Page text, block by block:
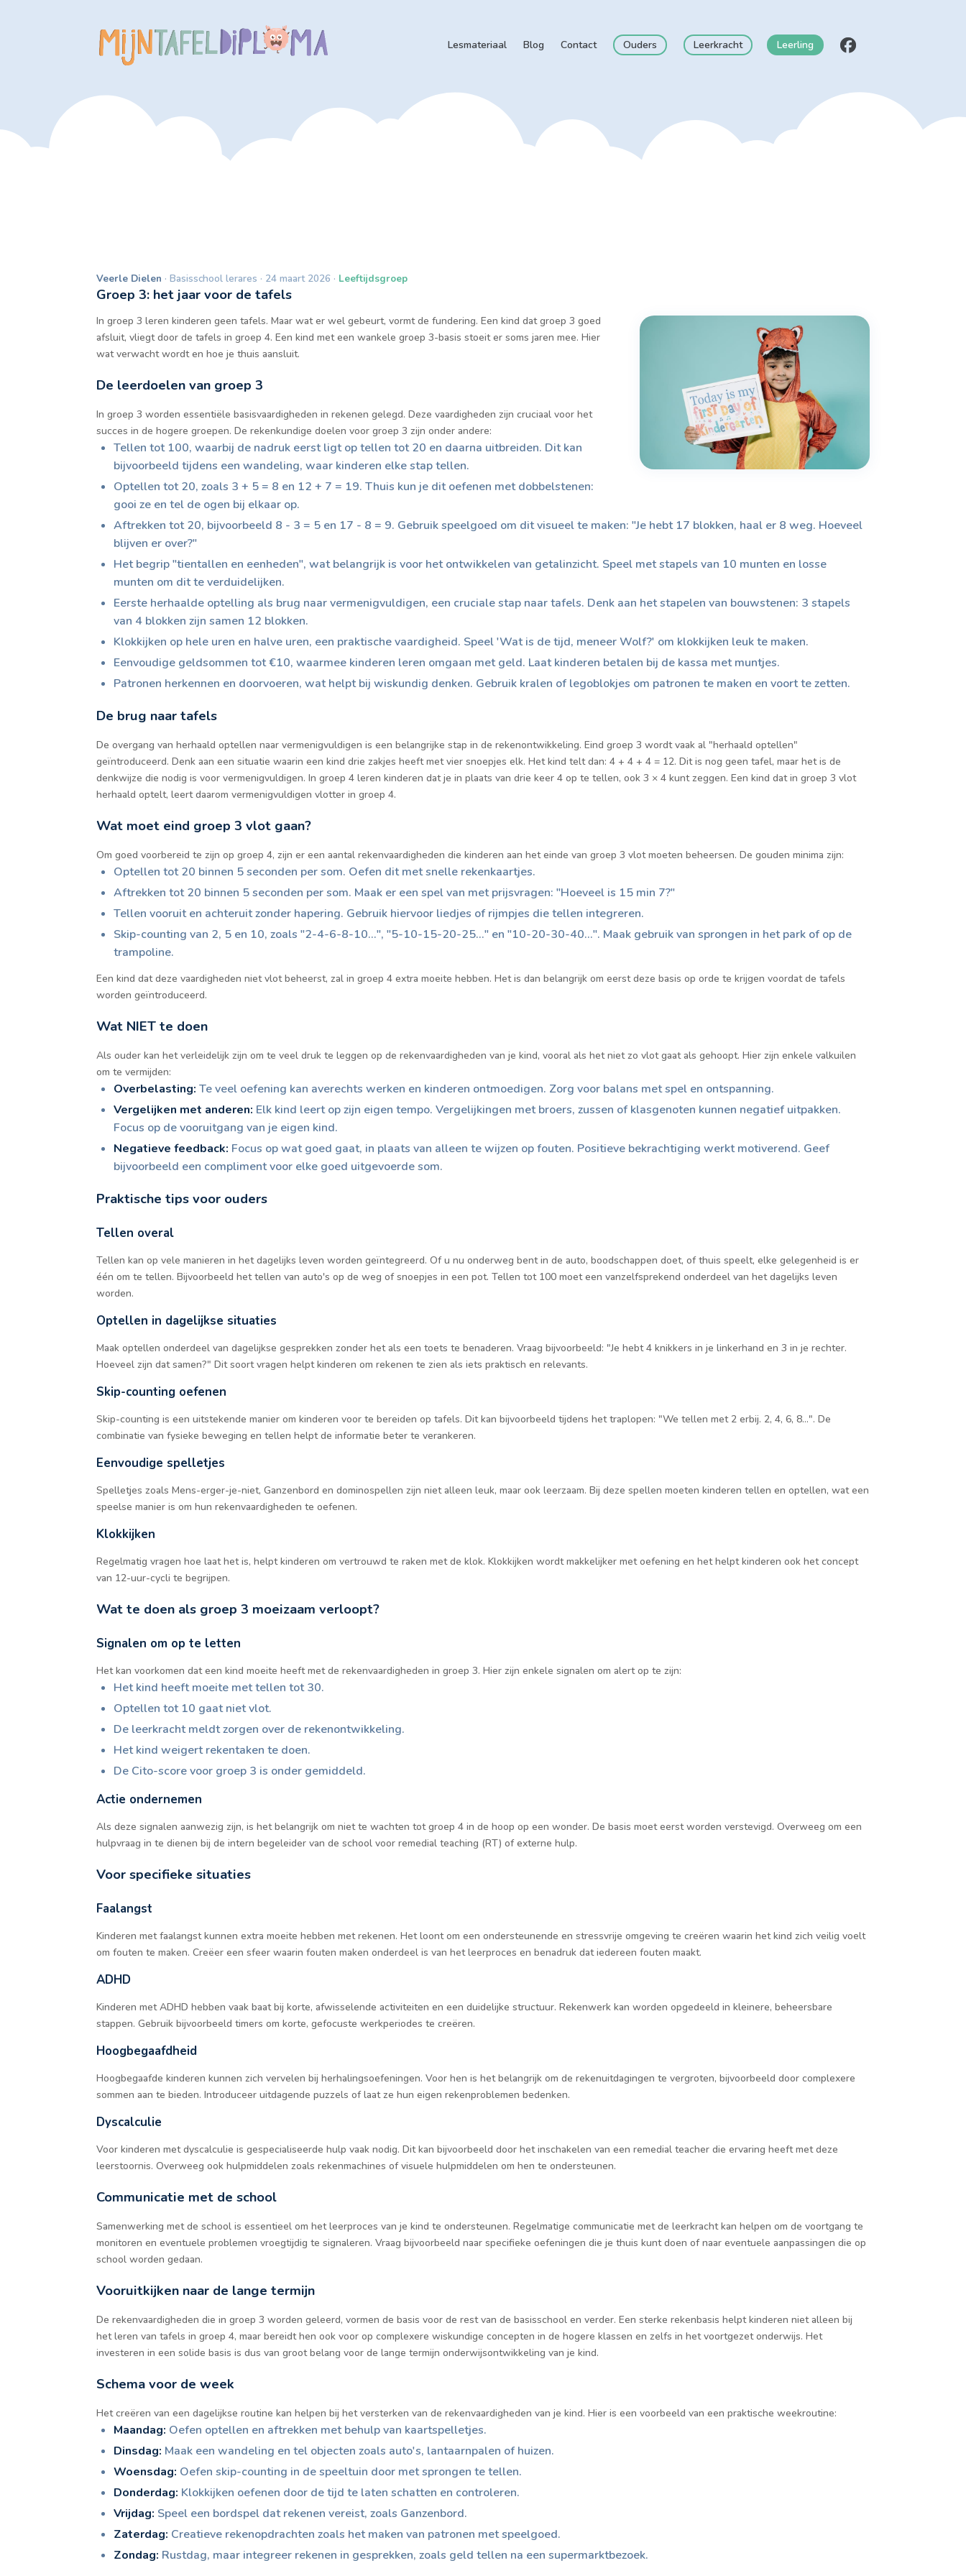
Lesmateriaal Blog Contact Ouders Leerkracht Leerling
Veerle Dielen · Basisschool lerares · 24 maart 2026 · Leeftijdsgroep
Groep 3: het jaar voor de tafels
In groep 3 leren kinderen geen tafels. Maar wat er wel gebeurt, vormt de fundering. Een kind dat groep 3 goed
afsluit, vliegt door de tafels in groep 4. Een kind met een wankele groep 3-basis stoeit er soms jaren mee. Hier
wat verwacht wordt en hoe je thuis aansluit.
De leerdoelen van groep 3
In groep 3 worden essentiële basisvaardigheden in rekenen gelegd. Deze vaardigheden zijn cruciaal voor het
succes in de hogere groepen. De rekenkundige doelen voor groep 3 zijn onder andere:
Tellen tot 100, waarbij de nadruk eerst ligt op tellen tot 20 en daarna uitbreiden. Dit kan
bijvoorbeeld tijdens een wandeling, waar kinderen elke stap tellen.
Optellen tot 20, zoals 3 + 5 = 8 en 12 + 7 = 19. Thuis kun je dit oefenen met dobbelstenen:
gooi ze en tel de ogen bij elkaar op.
Aftrekken tot 20, bijvoorbeeld 8 - 3 = 5 en 17 - 8 = 9. Gebruik speelgoed om dit visueel te maken: "Je hebt 17 blokken, haal er 8 weg. Hoeveel
blijven er over?"
Het begrip "tientallen en eenheden", wat belangrijk is voor het ontwikkelen van getalinzicht. Speel met stapels van 10 munten en losse
munten om dit te verduidelijken.
Eerste herhaalde optelling als brug naar vermenigvuldigen, een cruciale stap naar tafels. Denk aan het stapelen van bouwstenen: 3 stapels
van 4 blokken zijn samen 12 blokken.
Klokkijken op hele uren en halve uren, een praktische vaardigheid. Speel 'Wat is de tijd, meneer Wolf?' om klokkijken leuk te maken.
Eenvoudige geldsommen tot €10, waarmee kinderen leren omgaan met geld. Laat kinderen betalen bij de kassa met muntjes.
Patronen herkennen en doorvoeren, wat helpt bij wiskundig denken. Gebruik kralen of legoblokjes om patronen te maken en voort te zetten.
De brug naar tafels
De overgang van herhaald optellen naar vermenigvuldigen is een belangrijke stap in de rekenontwikkeling. Eind groep 3 wordt vaak al "herhaald optellen"
geïntroduceerd. Denk aan een situatie waarin een kind drie zakjes heeft met vier snoepjes elk. Het kind telt dan: 4 + 4 + 4 = 12. Dit is nog geen tafel, maar het is de
denkwijze die nodig is voor vermenigvuldigen. In groep 4 leren kinderen dat je in plaats van drie keer 4 op te tellen, ook 3 × 4 kunt zeggen. Een kind dat in groep 3 vlot
herhaald optelt, leert daarom vermenigvuldigen vlotter in groep 4.
Wat moet eind groep 3 vlot gaan?
Om goed voorbereid te zijn op groep 4, zijn er een aantal rekenvaardigheden die kinderen aan het einde van groep 3 vlot moeten beheersen. De gouden minima zijn:
Optellen tot 20 binnen 5 seconden per som. Oefen dit met snelle rekenkaartjes.
Aftrekken tot 20 binnen 5 seconden per som. Maak er een spel van met prijsvragen: "Hoeveel is 15 min 7?"
Tellen vooruit en achteruit zonder hapering. Gebruik hiervoor liedjes of rijmpjes die tellen integreren.
Skip-counting van 2, 5 en 10, zoals "2-4-6-8-10...", "5-10-15-20-25..." en "10-20-30-40...". Maak gebruik van sprongen in het park of op de
trampoline.
Een kind dat deze vaardigheden niet vlot beheerst, zal in groep 4 extra moeite hebben. Het is dan belangrijk om eerst deze basis op orde te krijgen voordat de tafels
worden geïntroduceerd.
Wat NIET te doen
Als ouder kan het verleidelijk zijn om te veel druk te leggen op de rekenvaardigheden van je kind, vooral als het niet zo vlot gaat als gehoopt. Hier zijn enkele valkuilen
om te vermijden:
Overbelasting: Te veel oefening kan averechts werken en kinderen ontmoedigen. Zorg voor balans met spel en ontspanning.
Vergelijken met anderen: Elk kind leert op zijn eigen tempo. Vergelijkingen met broers, zussen of klasgenoten kunnen negatief uitpakken.
Focus op de vooruitgang van je eigen kind.
Negatieve feedback: Focus op wat goed gaat, in plaats van alleen te wijzen op fouten. Positieve bekrachtiging werkt motiverend. Geef
bijvoorbeeld een compliment voor elke goed uitgevoerde som.
Praktische tips voor ouders
Tellen overal
Tellen kan op vele manieren in het dagelijks leven worden geïntegreerd. Of u nu onderweg bent in de auto, boodschappen doet, of thuis speelt, elke gelegenheid is er
één om te tellen. Bijvoorbeeld het tellen van auto's op de weg of snoepjes in een pot. Tellen tot 100 moet een vanzelfsprekend onderdeel van het dagelijks leven
worden.
Optellen in dagelijkse situaties
Maak optellen onderdeel van dagelijkse gesprekken zonder het als een toets te benaderen. Vraag bijvoorbeeld: "Je hebt 4 knikkers in je linkerhand en 3 in je rechter.
Hoeveel zijn dat samen?" Dit soort vragen helpt kinderen om rekenen te zien als iets praktisch en relevants.
Skip-counting oefenen
Skip-counting is een uitstekende manier om kinderen voor te bereiden op tafels. Dit kan bijvoorbeeld tijdens het traplopen: "We tellen met 2 erbij. 2, 4, 6, 8...". De
combinatie van fysieke beweging en tellen helpt de informatie beter te verankeren.
Eenvoudige spelletjes
Spelletjes zoals Mens-erger-je-niet, Ganzenbord en dominospellen zijn niet alleen leuk, maar ook leerzaam. Bij deze spellen moeten kinderen tellen en optellen, wat een
speelse manier is om hun rekenvaardigheden te oefenen.
Klokkijken
Regelmatig vragen hoe laat het is, helpt kinderen om vertrouwd te raken met de klok. Klokkijken wordt makkelijker met oefening en het helpt kinderen ook het concept
van 12-uur-cycli te begrijpen.
Wat te doen als groep 3 moeizaam verloopt?
Signalen om op te letten
Het kan voorkomen dat een kind moeite heeft met de rekenvaardigheden in groep 3. Hier zijn enkele signalen om alert op te zijn:
Het kind heeft moeite met tellen tot 30.
Optellen tot 10 gaat niet vlot.
De leerkracht meldt zorgen over de rekenontwikkeling.
Het kind weigert rekentaken te doen.
De Cito-score voor groep 3 is onder gemiddeld.
Actie ondernemen
Als deze signalen aanwezig zijn, is het belangrijk om niet te wachten tot groep 4 in de hoop op een wonder. De basis moet eerst worden verstevigd. Overweeg om een
hulpvraag in te dienen bij de intern begeleider van de school voor remedial teaching (RT) of externe hulp.
Voor specifieke situaties
Faalangst
Kinderen met faalangst kunnen extra moeite hebben met rekenen. Het loont om een ondersteunende en stressvrije omgeving te creëren waarin het kind zich veilig voelt
om fouten te maken. Creëer een sfeer waarin fouten maken onderdeel is van het leerproces en benadruk dat iedereen fouten maakt.
ADHD
Kinderen met ADHD hebben vaak baat bij korte, afwisselende activiteiten en een duidelijke structuur. Rekenwerk kan worden opgedeeld in kleinere, beheersbare
stappen. Gebruik bijvoorbeeld timers om korte, gefocuste werkperiodes te creëren.
Hoogbegaafdheid
Hoogbegaafde kinderen kunnen zich vervelen bij herhalingsoefeningen. Voor hen is het belangrijk om de rekenuitdagingen te vergroten, bijvoorbeeld door complexere
sommen aan te bieden. Introduceer uitdagende puzzels of laat ze hun eigen rekenproblemen bedenken.
Dyscalculie
Voor kinderen met dyscalculie is gespecialiseerde hulp vaak nodig. Dit kan bijvoorbeeld door het inschakelen van een remedial teacher die ervaring heeft met deze
leerstoornis. Overweeg ook hulpmiddelen zoals rekenmachines of visuele hulpmiddelen om hen te ondersteunen.
Communicatie met de school
Samenwerking met de school is essentieel om het leerproces van je kind te ondersteunen. Regelmatige communicatie met de leerkracht kan helpen om de voortgang te
monitoren en eventuele problemen vroegtijdig te signaleren. Vraag bijvoorbeeld naar specifieke oefeningen die je thuis kunt doen of naar eventuele aanpassingen die op
school worden gedaan.
Vooruitkijken naar de lange termijn
De rekenvaardigheden die in groep 3 worden geleerd, vormen de basis voor de rest van de basisschool en verder. Een sterke rekenbasis helpt kinderen niet alleen bij
het leren van tafels in groep 4, maar bereidt hen ook voor op complexere wiskundige concepten in de hogere klassen en zelfs in het voortgezet onderwijs. Het
investeren in een solide basis is dus van groot belang voor de lange termijn onderwijsontwikkeling van je kind.
Schema voor de week
Het creëren van een dagelijkse routine kan helpen bij het versterken van de rekenvaardigheden van je kind. Hier is een voorbeeld van een praktische weekroutine:
Maandag: Oefen optellen en aftrekken met behulp van kaartspelletjes.
Dinsdag: Maak een wandeling en tel objecten zoals auto's, lantaarnpalen of huizen.
Woensdag: Oefen skip-counting in de speeltuin door met sprongen te tellen.
Donderdag: Klokkijken oefenen door de tijd te laten schatten en controleren.
Vrijdag: Speel een bordspel dat rekenen vereist, zoals Ganzenbord.
Zaterdag: Creatieve rekenopdrachten zoals het maken van patronen met speelgoed.
Zondag: Rustdag, maar integreer rekenen in gesprekken, zoals geld tellen na een supermarktbezoek.